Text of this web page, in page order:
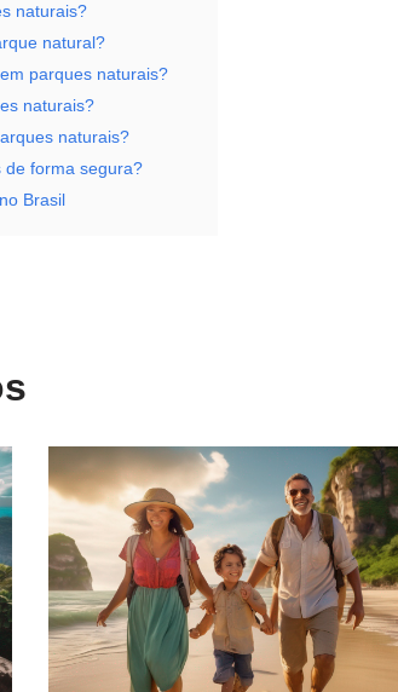
naturais?
natural?
parques naturais?
naturais?
naturais?
de forma segura?
Brasil